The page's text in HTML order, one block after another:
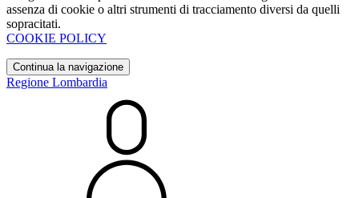
assenza di cookie o altri strumenti di tracciamento diversi da quelli
sopracitati.
COOKIE POLICY
Continua la navigazione
Regione Lombardia